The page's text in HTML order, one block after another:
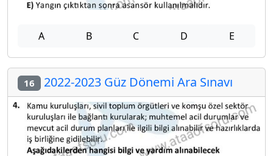
A B C D E
16 2022-2023 Güz Dönemi Ara Sınavı